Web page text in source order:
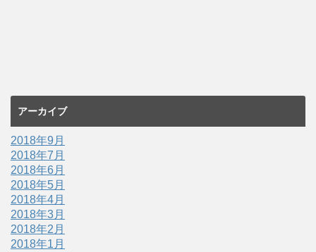
アーカイブ
2018年9月
2018年7月
2018年6月
2018年5月
2018年4月
2018年3月
2018年2月
2018年1月